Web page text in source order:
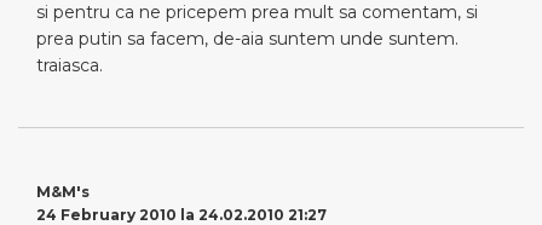
si pentru ca ne pricepem prea mult sa comentam, si
prea putin sa facem, de-aia suntem unde suntem.
traiasca.
M&M's
24 February 2010 la 24.02.2010 21:27